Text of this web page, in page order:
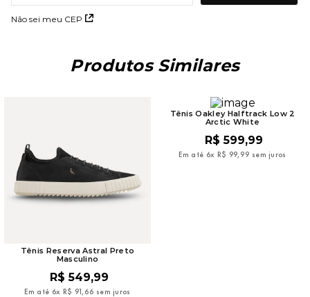
Não sei meu CEP
Produtos Similares
Tênis Reserva Astral Preto
Masculino
R$ 549,99
Em até 6x R$ 91, 66 sem juros
Tênis Oakley Halftrack Low 2
Arctic White
R$ 599,99
Em até 6x R$ 99, 99 sem juros